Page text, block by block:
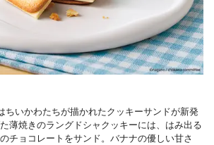
ちいかわたちが描かれたクッキーサンドが新発
薄焼きのラングドシャクッキーには、はみ出る
チョコレートをサンド。バナナの優しい甘さ